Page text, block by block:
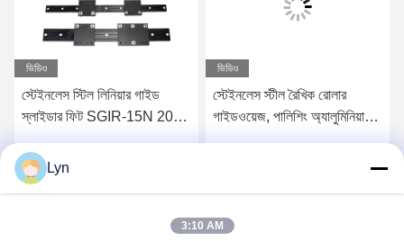
ভিডিও
স্টেইনলেস স্টিল লিনিয়ার গাইড
স্লাইডার ফিট SGIR-15N 20N
মিমি
ভিডিও
স্টেইনলেস স্টীল রৈখিক রোলার
গাইডওয়েজ, পালিশিং অ্যালুমিনিয়াম
Lyn
3:10 AM